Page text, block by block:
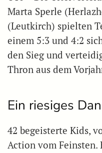
Marta Sperle
(Leutkirch) spielten
einem 5:3 und 4:2
den Sieg und
Thron aus dem
Ein riesiges
42 begeisterte Kids,
Action vom Feinsten.